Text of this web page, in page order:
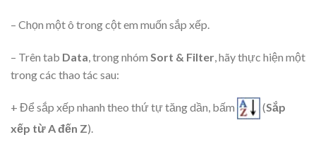
– Chọn một ô trong cột em muốn sắp xếp.
– Trên tab Data , trong nhóm Sort & Filter , hãy thực hiện một
trong các thao tác sau:
+ Để sắp xếp nhanh theo thứ tự tăng dần, bấm (Sắp
xếp từ A đến Z).